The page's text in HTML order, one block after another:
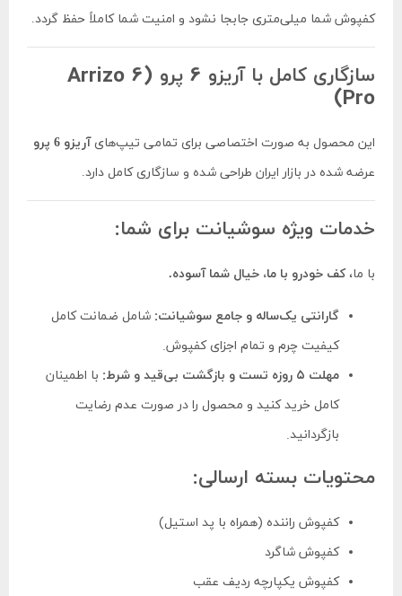
کفپوش شما میلی‌متری جابجا نشود و امنیت شما کاملاً حفظ گردد.
سازگاری کامل با آریزو 6 پرو (Arrizo 6
Pro)
این محصول به صورت اختصاصی برای تمامی تیپ‌هایآریزو 6 پرو
عرضه شده در بازار ایران طراحی شده و سازگاری کامل دارد.
خدمات ویژه سوشیانت برای شما:
با ما،کف خودرو با ما، خیال شما آسوده.
گارانتی یک‌ساله و جامع سوشیانت: شامل ضمانت کامل
کیفیت چرم و تمام اجزای کفپوش.
مهلت ۵ روزه تست و بازگشت بی‌قید و شرط:
با اطمینان
کامل خرید کنید و محصول را در صورت عدم رضایت
بازگردانید.
محتویات بسته ارسالی:
کفپوش راننده (همراه با پد استیل)
کفپوش شاگرد
کفپوش یکپارچه ردیف عقب